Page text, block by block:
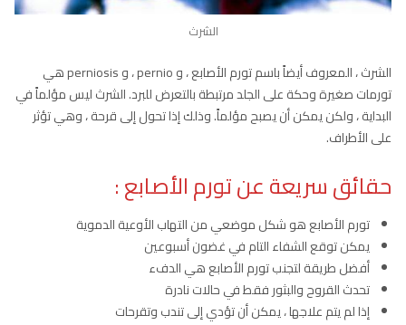
الشرث
الشرث ، المعروف أيضاً باسم تورم الأصابع ، و pernio ، و perniosis هي
تورمات صغيرة وحكة على الجلد مرتبطة بالتعرض للبرد. الشرث ليس مؤلماً في
البداية ، ولكن يمكن أن يصبح مؤلماً. وذلك إذا تحول إلى قرحة ، وهي تؤثر
على الأطراف.
حقائق سريعة عن تورم الأصابع :
تورم الأصابع هو شكل موضعي من التهاب الأوعية الدموية
يمكن توقع الشفاء التام في غضون أسبوعين
أفضل طريقة لتجنب تورم الأصابع هي الدفء
تحدث القروح والبثور فقط في حالات نادرة
إذا لم يتم علاجها ، يمكن أن تؤدي إلى تندب وتقرحات